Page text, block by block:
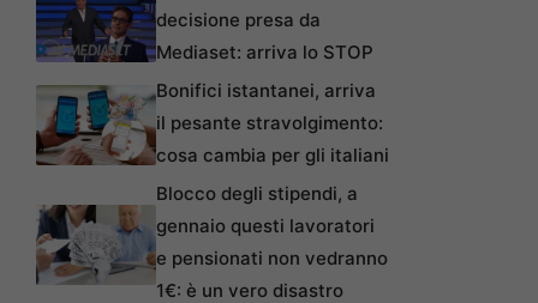
decisione presa da
Mediaset: arriva lo STOP
Bonifici istantanei, arriva
il pesante stravolgimento:
cosa cambia per gli italiani
Blocco degli stipendi, a
gennaio questi lavoratori
e pensionati non vedranno
1€: è un vero disastro